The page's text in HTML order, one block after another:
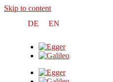
Skip to content
DE
EN